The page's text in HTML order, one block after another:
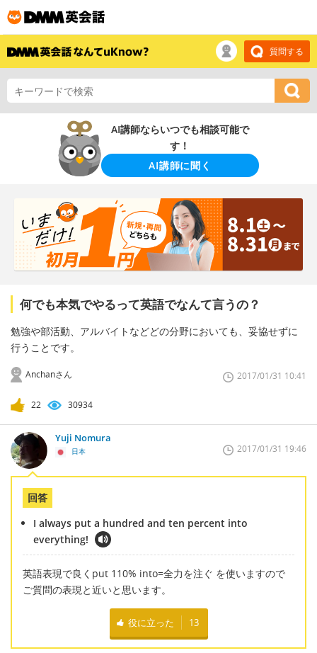
質問する
AI講師ならいつでも相談可能で
す！
AI講師に聞く
何でも本気でやるって英語でなんて言うの？
勉強や部活動、アルバイトなどどの分野においても、妥協せずに
行うことです。
Anchanさん 2017/01/31 10:41
22 30934
Yuji Nomura
日本 2017/01/31 19:46
回答
I always put a hundred and ten percent into
everything!
英語表現で良くput 110% into=全力を注ぐ を使いますので
ご質問の表現と近いと思います。
役に立った 13